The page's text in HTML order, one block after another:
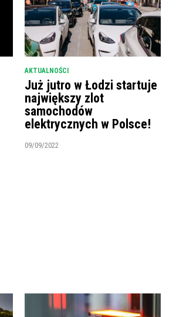
AKTUALNOŚCI
Już jutro w Łodzi startuje
największy zlot
samochodów
elektrycznych w Polsce!
09/09/2022